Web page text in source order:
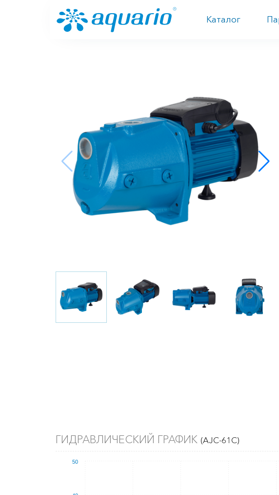
Каталог
ГИДРАВЛИЧЕСКИЙ ГРАФИК (AJC-61C)
50